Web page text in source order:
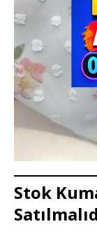
Stok